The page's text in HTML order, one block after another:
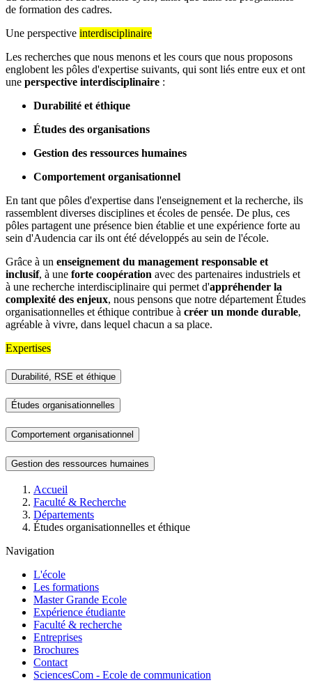
de formation des cadres.
Une perspective interdisciplinaire
Les recherches que nous menons et les cours que nous proposons
englobent les pôles d'expertise suivants, qui sont liés entre eux et ont
une perspective interdisciplinaire :
Durabilité et éthique
Études des organisations
Gestion des ressources humaines
Comportement organisationnel
En tant que pôles d'expertise dans l'enseignement et la recherche, ils
rassemblent diverses disciplines et écoles de pensée. De plus, ces
pôles partagent une présence bien établie et une expérience forte au
sein d'Audencia car ils ont été développés au sein de l'école.
Grâce à un enseignement du management responsable et
inclusif, à une forte coopération avec des partenaires industriels et
à une recherche interdisciplinaire qui permet d'appréhender la
complexité des enjeux, nous pensons que notre département Études
organisationnelles et éthique contribue à créer un monde durable,
agréable à vivre, dans lequel chacun a sa place.
Expertises
Durabilité, RSE et éthique
Études organisationnelles
Comportement organisationnel
Gestion des ressources humaines
d'Ariane
Accueil
Faculté & Recherche
Départements
Études organisationnelles et éthique
Navigation
L'école
Les formations
Master Grande Ecole
Expérience étudiante
Faculté & recherche
Entreprises
Brochures
Contact
SciencesCom - Ecole de communication